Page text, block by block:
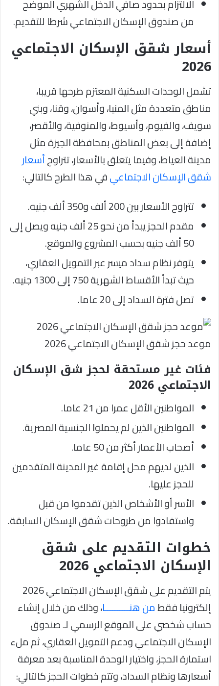
الالتزام بحدود صافي الدخل الشهري الموضح
من صندوق الإسكان الاجتماعي شرطا للتقديم.
أسعار شقق الإسكان الاجتماعي
2026
تشمل الوحدات السكنية المعتزم طرحها قريبا،
مناطق متعددة مثل المنيا، وأسوان، وقنا، وبني
سويف، والفيوم، وأسيوط، والمنوفية، والأقصر،
إضافة إلى بعض المناطق بمحافظة الجيزة مثل
مدينة العياط، وفيما يتعلق بالأسعار، تتراوحأسعار
شقق الإسكان الاجتماعيفي هذا الطرح كالتالي:
تتراوح الأسعار بين 200 ألف و350 ألف جنيه.
مقدم الحجز يبدأ من نحو 25 ألف جنيه ويصل إلى
50 ألف جنيه بحسب المشروع والموقع.
يتوفر نظام سداد ميسر عبر التمويل العقاري،
حيث تبدأ الأقساط الشهرية 750 إلى 1300 جنيه.
تصل فترة السداد إلى 20 عاما.
موعد حجز شقق الإسكان الاجتماعي 2026
فئات غير مستحقة لحجز شق الإسكان
الاجتماعي 2026
المواطنين الأقل عمرا من 21 عاما.
المواطنين الذين لم يحملوا الجنسية المصرية.
أصحاب الأعمار أكثر من 50 عاما.
الذين لديهم محل إقامة غير المدينة المتقدمين
للحجز عليها.
الأسر أو الأشخاص الذين تقدموا من قبل
واستفادوا من طروحات شقق الإسكان السابقة.
خطوات التقديم على شقق
الإسكان الاجتماعي 2026
يتم التقديم على شقق الإسكان الاجتماعي 2026
إلكترونيا فقطمن هنــــــــــا، وذلك من خلال إنشاء
حساب شخصي على الموقع الرسمي لـ صندوق
الإسكان الاجتماعي ودعم التمويل العقاري، ثم ملء
استمارة الحجز، واختيار الوحدة المناسبة بعد معرفة
أسعارها ونظام السداد، وتتم خطوات الحجز كالتالي: